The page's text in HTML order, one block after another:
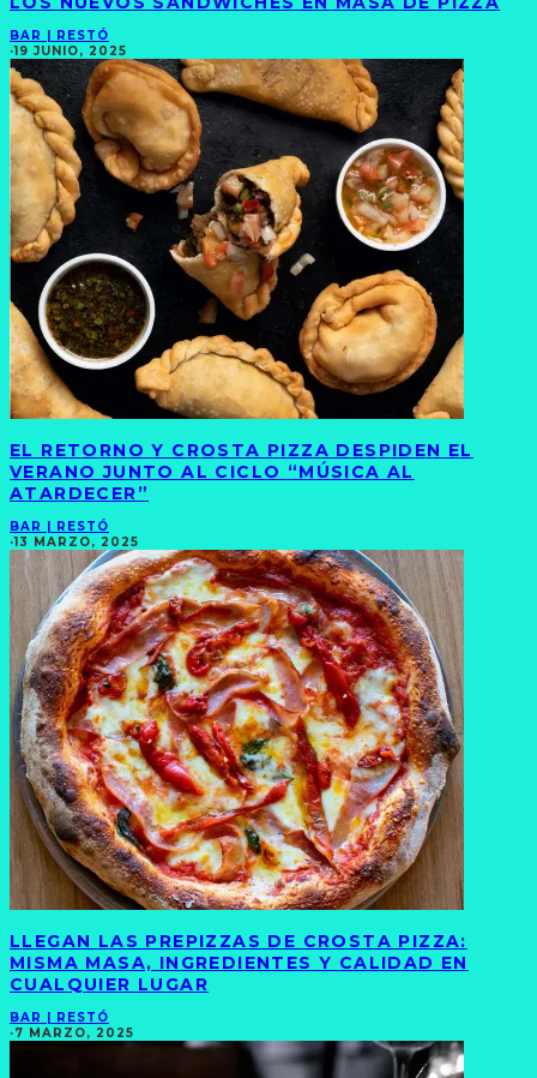
BAR | RESTÓ
·19 JUNIO, 2025
EL RETORNO Y CROSTA PIZZA DESPIDEN EL
VERANO JUNTO AL CICLO “MÚSICA AL
ATARDECER”
BAR | RESTÓ
·13 MARZO, 2025
LLEGAN LAS PREPIZZAS DE CROSTA PIZZA:
MISMA MASA, INGREDIENTES Y CALIDAD EN
CUALQUIER LUGAR
BAR | RESTÓ
·7 MARZO, 2025